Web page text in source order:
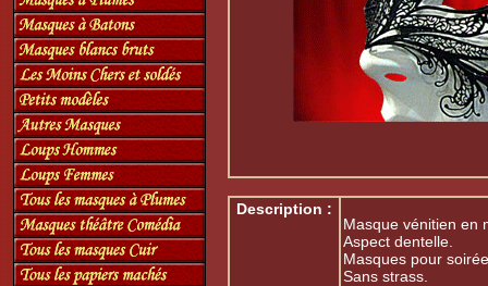
Description :
Masque vénitien en
Aspect dentelle.
Masques pour
Sans strass.